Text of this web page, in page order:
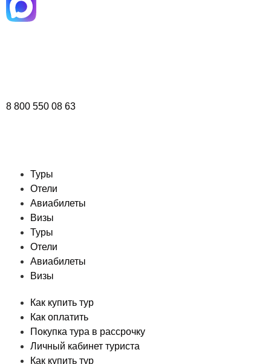
8 800 550 08 63
Туры
Отели
Авиабилеты
Визы
Туры
Отели
Авиабилеты
Визы
Как купить тур
Как оплатить
Покупка тура в рассрочку
Личный кабинет туриста
Как купить тур